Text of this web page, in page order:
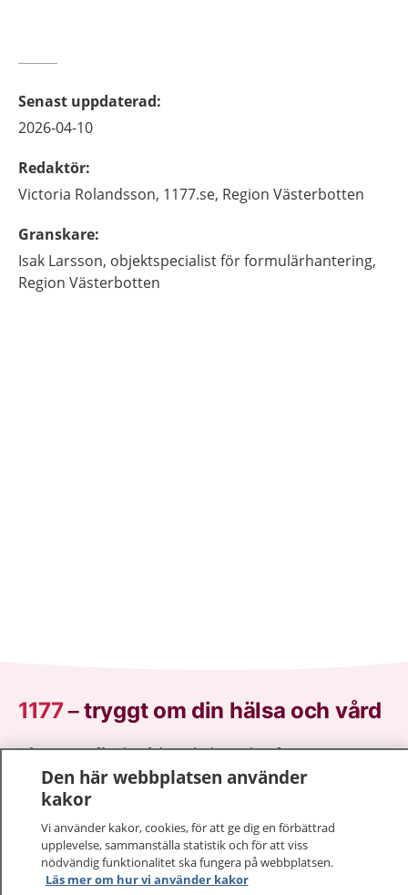
Senast uppdaterad:
2026-04-10
Redaktör:
Victoria Rolandsson, 1177.se, Region Västerbotten
Granskare:
Isak Larsson, objektspecialist för formulärhantering,
Region Västerbotten
1177–tryggt om din hälsa och vård
På 1177.se får du råd om hälsa och information om
sjukdomar och vilka mottagningar du kan kontakta.
Logga in för att läsa din journal och göra dina
vårdärenden. Ring telefonnummer 1177 för
sjukvårdsrådgivning dygnet runt.
1177 ger dig råd när du vill må bättre.
Den här webbplatsen använder
kakor
Vi använder kakor, cookies, för att ge dig en förbättrad
upplevelse, sammanställa statistik och för att viss
nödvändig funktionalitet ska fungera på webbplatsen.
Läs mer om hur vi använder kakor